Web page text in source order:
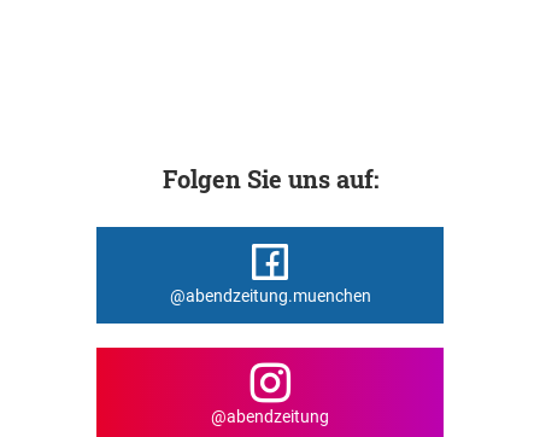
Folgen Sie uns auf:
@abendzeitung.muenchen
@abendzeitung